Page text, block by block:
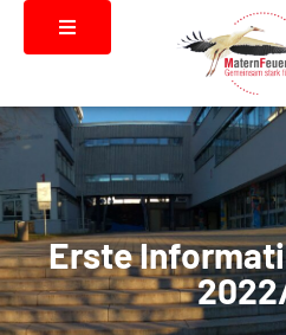
Erste